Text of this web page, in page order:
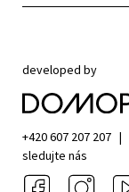
developed by
+420 607 207 207 |
sledujte nás